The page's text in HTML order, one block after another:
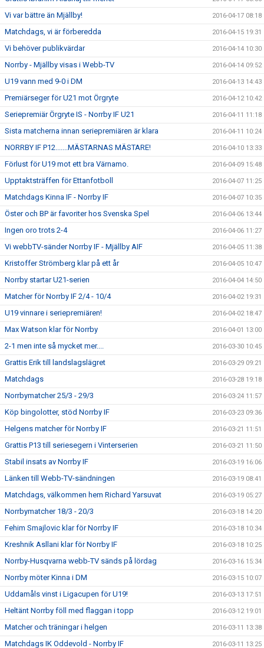
Vi var bättre än Mjällby! 2016-04-17 08:18
Matchdags, vi är förberedda 2016-04-15 19:31
Vi behöver publikvärdar 2016-04-14 10:30
Norrby - Mjällby visas i Webb-TV 2016-04-14 09:52
U19 vann med 9-0 i DM 2016-04-13 14:43
Premiärseger för U21 mot Örgryte 2016-04-12 10:42
Seriepremiär Örgryte IS - Norrby IF U21 2016-04-11 11:18
Sista matcherna innan seriepremiären är klara 2016-04-11 10:24
NORRBY IF P12.......MÄSTARNAS MÄSTARE! 2016-04-10 13:33
Förlust för U19 mot ett bra Värnamo. 2016-04-09 15:48
Upptaktsträffen för Ettanfotboll 2016-04-07 11:25
Matchdags Kinna IF - Norrby IF 2016-04-07 10:35
Öster och BP är favoriter hos Svenska Spel 2016-04-06 13:44
Ingen oro trots 2-4 2016-04-06 11:27
Vi webbTV-sänder Norrby IF - Mjällby AIF 2016-04-05 11:38
Kristoffer Strömberg klar på ett år 2016-04-05 10:47
Norrby startar U21-serien 2016-04-04 14:50
Matcher för Norrby IF 2/4 - 10/4 2016-04-02 19:31
U19 vinnare i seriepremiären! 2016-04-02 18:47
Max Watson klar för Norrby 2016-04-01 13:00
2-1 men inte så mycket mer.... 2016-03-30 10:45
Grattis Erik till landslagslägret 2016-03-29 09:21
Matchdags 2016-03-28 19:18
Norrbymatcher 25/3 - 29/3 2016-03-24 11:57
Köp bingolotter, stöd Norrby IF 2016-03-23 09:36
Helgens matcher för Norrby IF 2016-03-21 11:51
Grattis P13 till seriesegern i Vinterserien 2016-03-21 11:50
Stabil insats av Norrby IF 2016-03-19 16:06
Länken till Webb-TV-sändningen 2016-03-19 08:41
Matchdags, välkommen hem Richard Yarsuvat 2016-03-19 05:27
Norrbymatcher 18/3 - 20/3 2016-03-18 14:20
Fehim Smajlovic klar för Norrby IF 2016-03-18 10:34
Kreshnik Asllani klar för Norrby IF 2016-03-18 10:25
Norrby-Husqvarna webb-TV sänds på lördag 2016-03-16 15:34
Norrby möter Kinna i DM 2016-03-15 10:07
Uddamåls vinst i Ligacupen för U19! 2016-03-13 17:51
Heltänt Norrby föll med flaggan i topp 2016-03-12 19:01
Matcher och träningar i helgen 2016-03-11 13:38
Matchdags IK Oddevold - Norrby IF 2016-03-11 13:25